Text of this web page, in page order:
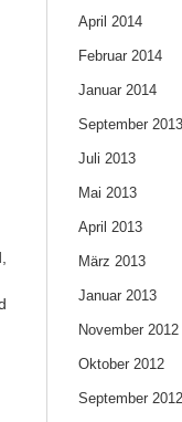
April 2014
Februar 2014
Januar 2014
September 2013
Juli 2013
Mai 2013
April 2013
März 2013
Januar 2013
November 2012
Oktober 2012
September 2012